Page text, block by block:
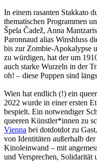
In einem rasanten Stakkato
thematischen Programmen
Špela Čadež, Anna
Paronnaud alias Winshluss
bis zur Zombie-Apokalypse
zu würdigen, hat der um
auch starke Wurzeln in der
oh! – diese Puppen sind
Wien hat endlich (!) ein
2022 wurde in einer ersten
bespielt. Ein notwendiger
queeren Künstler*innen zu
Vienna bei dotdotdot zu
von Identitäten außerhalb
Kinoleinwand – mit
und Versprechen,